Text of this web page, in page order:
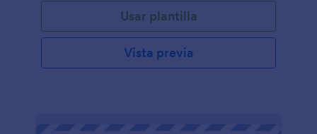
Usar plantilla
Vista previa